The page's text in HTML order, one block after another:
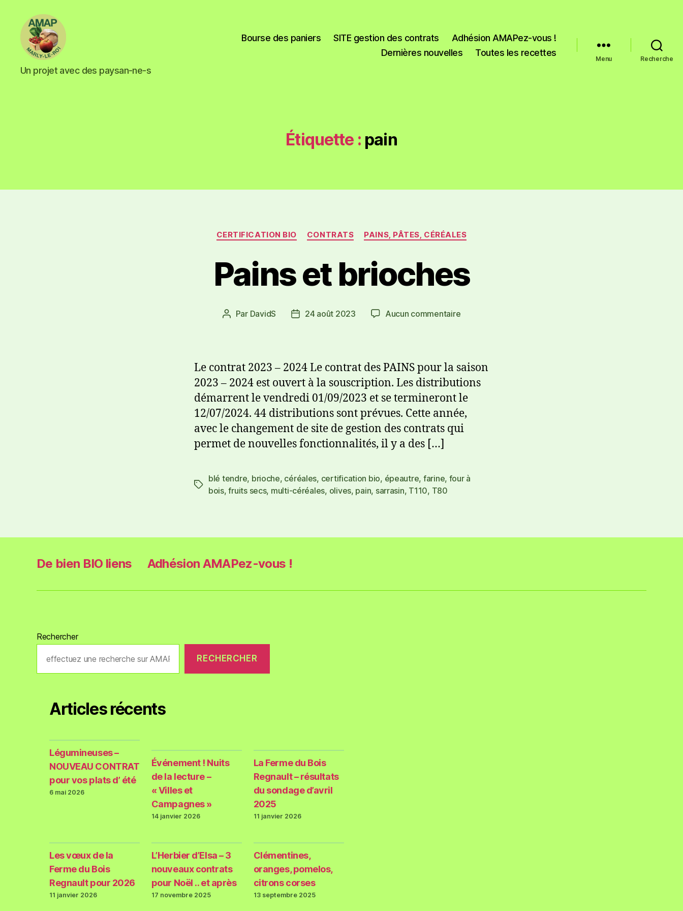
Un projet avec des paysan-ne-s
Bourse des paniers SITE gestion des contrats
Adhésion AMAPez-vous !
Dernières nouvelles
Toutes les recettes
Menu Recherche
Étiquette : pain
CERTIFICATION BIO CONTRATS PAINS, PÂTES, CÉRÉALES
Pains et brioches
Par DavidS 24 août 2023 Aucun commentaire
Le contrat 2023 – 2024 Le contrat des PAINS pour la saison
2023 – 2024 est ouvert à la souscription. Les distributions
démarrent le vendredi 01/09/2023 et se termineront le
12/07/2024. 44 distributions sont prévues. Cette année,
avec le changement de site de gestion des contrats qui
permet de nouvelles fonctionnalités, il y a des […]
blé tendre, brioche, céréales, certification bio, épeautre, farine, four à
bois,fruits secs, multi-céréales, olives, pain, sarrasin, T110, T80
De bien BIO liens Adhésion AMAPez-vous !
Rechercher
RECHERCHER
Articles récents
Légumineuses –
NOUVEAU CONTRAT
pour vos plats d’ été
6 mai 2026
Événement ! Nuits
de la lecture –
« Villes et
Campagnes »
14 janvier 2026
La Ferme du Bois
Regnault – résultats
du sondage d’avril
2025
11 janvier 2026
Les vœux de la
Ferme du Bois
Regnault pour 2026
11 janvier 2026
L’Herbier d’Elsa – 3
nouveaux contrats
pour Noël .. et après
17 novembre 2025
Clémentines,
oranges, pomelos,
citrons corses
13 septembre 2025